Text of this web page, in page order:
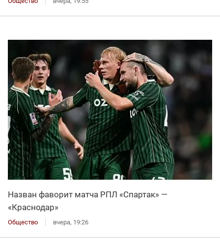
Назван фаворит матча РПЛ «Спартак» —
«Краснодар»
Общество вчера, 19:26